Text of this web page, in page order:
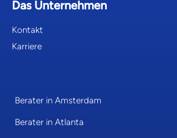
Das Unternehmen
Kontakt
Karriere
Berater in Amsterdam
Berater in Atlanta